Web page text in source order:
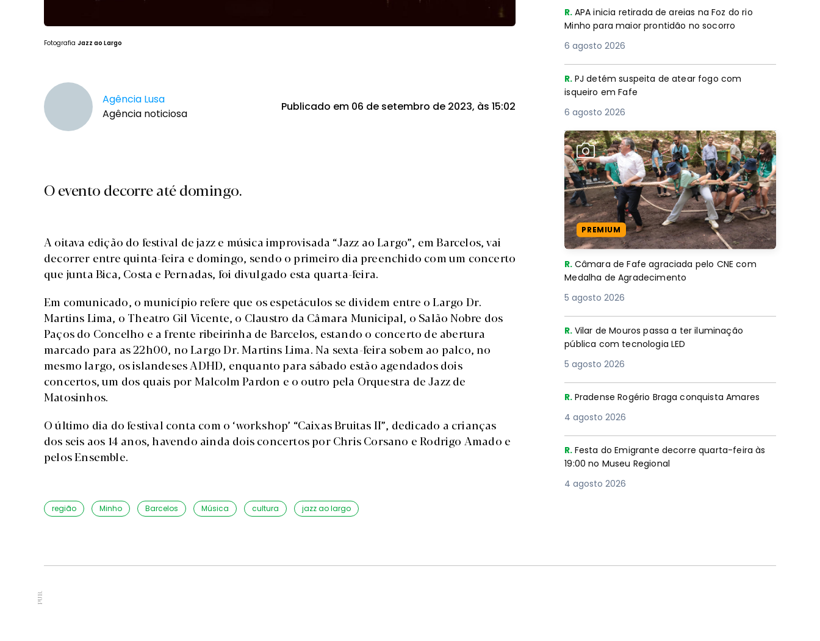
Fotografia Jazz ao Largo
Agência Lusa
Agência noticiosa
Publicado em 06 de setembro de 2023, às 15:02
O evento decorre até domingo.
A oitava edição do festival de jazz e música improvisada “Jazz ao Largo”, em Barcelos, vai
decorrer entre quinta-feira e domingo, sendo o primeiro dia preenchido com um concerto
que junta Bica, Costa e Pernadas, foi divulgado esta quarta-feira.
Em comunicado, o município refere que os espetáculos se dividem entre o Largo Dr.
Martins Lima, o Theatro Gil Vicente, o Claustro da Câmara Municipal, o Salão Nobre dos
Paços do Concelho e a frente ribeirinha de Barcelos, estando o concerto de abertura
marcado para as 22h00, no Largo Dr. Martins Lima. Na sexta-feira sobem ao palco, no
mesmo largo, os islandeses ADHD, enquanto para sábado estão agendados dois
concertos, um dos quais por Malcolm Pardon e o outro pela Orquestra de Jazz de
Matosinhos.
O último dia do festival conta com o ‘workshop’ “Caixas Bruitas II”, dedicado a crianças
dos seis aos 14 anos, havendo ainda dois concertos por Chris Corsano e Rodrigo Amado e
pelos Ensemble.
região Minho Barcelos Música cultura jazz ao largo
R. APA inicia retirada de areias na Foz do rio
Minho para maior prontidão no socorro
6 agosto 2026
R. PJ detém suspeita de atear fogo com
isqueiro em Fafe
6 agosto 2026
PREMIUM
R. Câmara de Fafe agraciada pelo CNE com
Medalha de Agradecimento
5 agosto 2026
R. Vilar de Mouros passa a ter iluminação
pública com tecnologia LED
5 agosto 2026
R. Pradense Rogério Braga conquista Amares
4 agosto 2026
R. Festa do Emigrante decorre quarta-feira às
19:00 no Museu Regional
4 agosto 2026
PUB.